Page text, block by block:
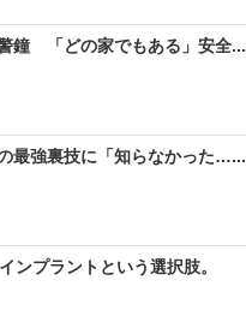
鐘 「どの家でもある」安全...
最強裏技に「知らなかった…...
ンプラントという選択肢。